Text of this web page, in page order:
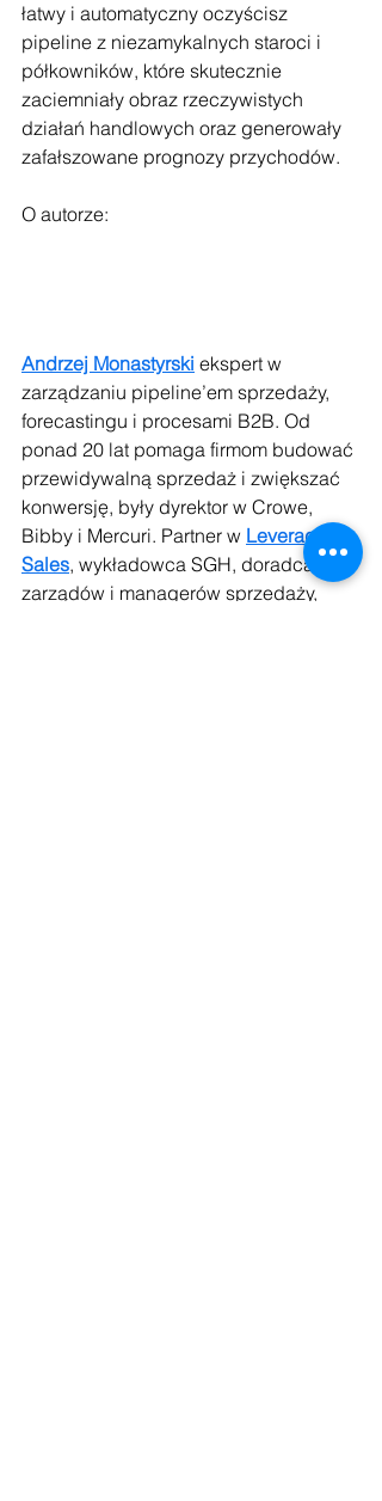
łatwy i automatyczny oczyścisz
pipeline z niezamykalnych staroci i
półkowników, które skutecznie
zaciemniały obraz rzeczywistych
działań handlowych oraz generowały
zafałszowane prognozy przychodów.
O autorze:
Andrzej Monastyrski ekspert w
zarządzaniu pipeline’em sprzedaży,
forecastingu i procesami B2B. Od
ponad 20 lat pomaga firmom budować
przewidywalną sprzedaż i zwiększać
konwersję, były dyrektor w Crowe,
Bibby i Mercuri. Partner w Leverage
Sales, wykładowca SGH, doradca
zarządów i managerów sprzedaży,